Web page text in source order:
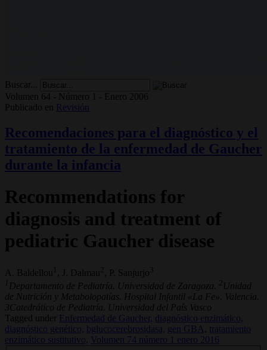
Buscar...
Volumen 64 - Número 1 - Enero 2006
Publicado en
Revisión
Recomendaciones para el diagnóstico y el
tratamiento de la enfermedad de Gaucher
durante la infancia
Recommendations for
diagnosis and treatment of
pediatric Gaucher disease
A. Baldellou 1 , J. Dalmau , P. Sanjurjo 3
1 Departamento de Pediatría. Universidad de Zaragoza. 2 Unidad
de Nutrición y Metabolopatías. Hospital Infantil «La Fe». Valencia.
3Catedrático de Pediatría. Universidad del País Vasco
Tagged under
Enfermedad de Gaucher,
diagnóstico enzimático,
diagnóstico genético, bglucocerebrosidasa, gen GBA,
tratamiento
enzimático sustitutivo,
Volumen 74 número 1 enero 2016